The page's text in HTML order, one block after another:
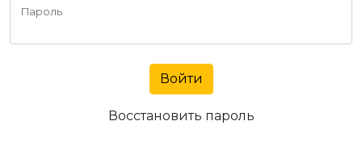
Пароль
Войти
Восстановить пароль